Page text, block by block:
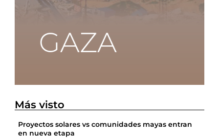
Más visto
Proyectos solares vs comunidades mayas entran
en nueva etapa